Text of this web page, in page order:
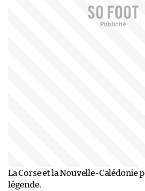
La Corse et la Nouvelle-Calédonie
légende.